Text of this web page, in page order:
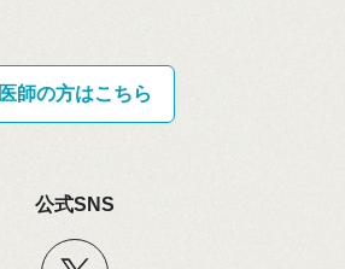
医師の方はこちら
公式SNS